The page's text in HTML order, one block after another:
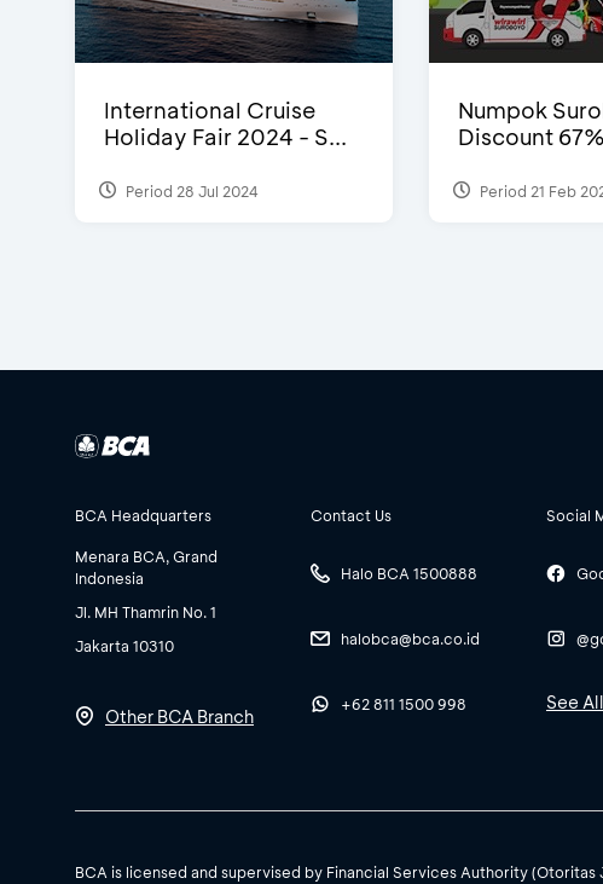
International Cruise
Holiday Fair 2024 - S...
Period 28 Jul 2024
Numpok
Discount 67%
Period 21 Feb
BCA Headquarters
Menara BCA, Grand
Indonesia
Jl. MH Thamrin No. 1
Jakarta 10310
Other BCA Branch
Contact Us
Halo BCA 1500888
halobca@bca.co.id
+62 811 1500 998
Social
See
BCA is licensed and supervised by Financial Services Authority (Otoritas